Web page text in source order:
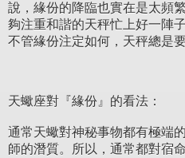
說，緣份的降臨也實在是太頻
夠注重和諧的天秤忙上好一陣
不管緣份注定如何，天秤總是
天蠍座對『緣份』的看法：
通常天蠍對神秘事物都有極端
師的潛質。所以，通常都對宿